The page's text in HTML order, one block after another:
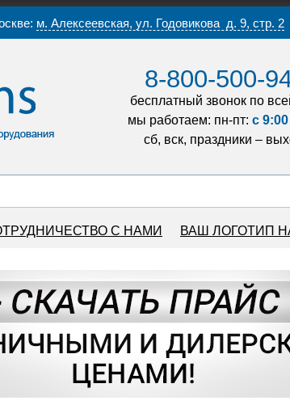
м. Алексеевская, ул. Годовикова д. 9, стр. 2
8-800-500-
бесплатный звонок по
мы работаем: пн-пт: с
сб, вск, праздники –
С НАМИ ВАШ ЛОГОТИП